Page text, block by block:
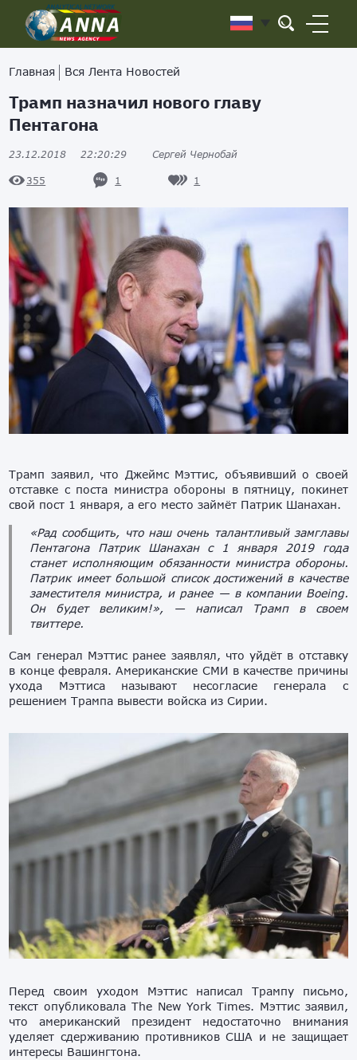
Главная Вся Лента Новостей
Трамп назначил нового главу
Пентагона
23.12.2018 22:20:29 Сергей Чернобай
355 1 1
Трамп заявил, что Джеймс Мэттис, объявивший о своей
отставке с поста министра обороны в пятницу, покинет
свой пост 1 января, а его место займёт Патрик Шанахан.
«Рад сообщить, что наш очень талантливый замглавы
Пентагона Патрик Шанахан с 1 января 2019 года
станет исполняющим обязанности министра обороны.
Патрик имеет большой список достижений в качестве
заместителя министра, и ранее — в компании Boeing.
Он будет великим!», — написал Трамп в своем
твиттере.
Сам генерал Мэттис ранее заявлял, что уйдёт в отставку
в конце февраля. Американские СМИ в качестве причины
ухода Мэттиса называют несогласие генерала с
решением Трампа вывести войска из Сирии.
Перед своим уходом Мэттис написал Трампу письмо,
текст опубликовала The New York Times. Мэттис заявил,
что американский президент недостаточно внимания
уделяет сдерживанию противников США и не защищает
интересы Вашингтона.